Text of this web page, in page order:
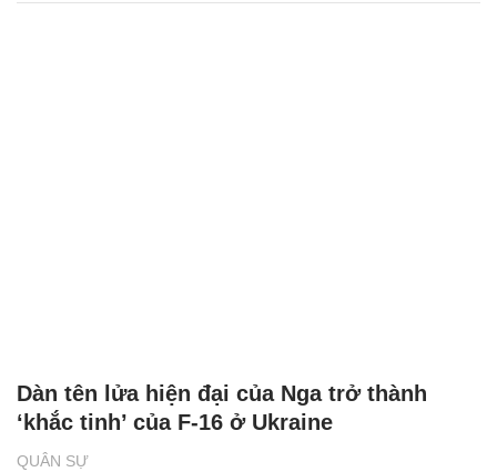
QUÂN SỰ
Dàn tên lửa hiện đại của Nga trở thành
‘khắc tinh’ của F-16 ở Ukraine